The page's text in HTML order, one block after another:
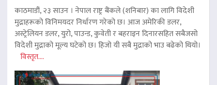
काठमाडौं, २३ साउन । नेपाल राष्ट्र बैंकले (शनिबार) का लागि विदेशी
मुद्राहरूको विनिमयदर निर्धारण गरेको छ। आज अमेरिकी डलर,
अस्ट्रेलियन डलर, युरो, पाउन्ड, कुवेती र बहराइन दिनारसहित सबैजसो
विदेशी मुद्राको मूल्य घटेको छ। हिजो यी सबै मुद्राको भाउ बढेको थियो।
विस्तृत....